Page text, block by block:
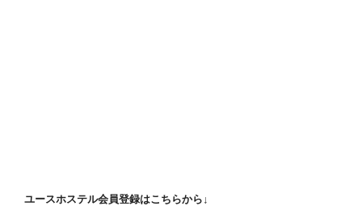
ユースホステル会員登録はこちらから↓